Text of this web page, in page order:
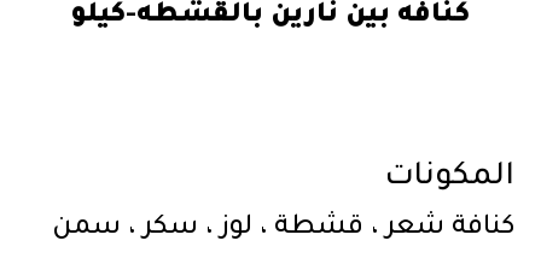
كنافه بين نارين بالقشطه-كيلو
المكونات
كنافة شعر ، قشطة ، لوز ، سكر ، سمن